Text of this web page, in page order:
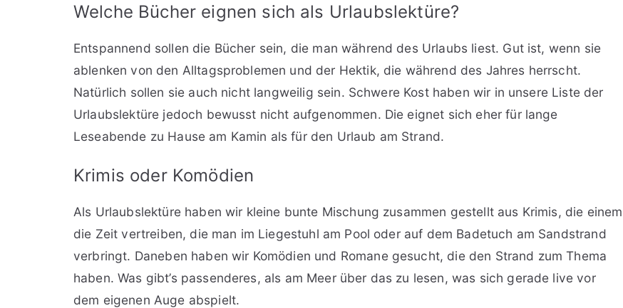
Welche Bücher eignen sich als Urlaubslektüre?
Entspannend sollen die Bücher sein, die man während des Urlaubs liest. Gut ist, wenn sie
ablenken von den Alltagsproblemen und der Hektik, die während des Jahres herrscht.
Natürlich sollen sie auch nicht langweilig sein. Schwere Kost haben wir in unsere Liste der
Urlaubslektüre jedoch bewusst nicht aufgenommen. Die eignet sich eher für lange
Leseabende zu Hause am Kamin als für den Urlaub am Strand.
Krimis oder Komödien
Als Urlaubslektüre haben wir kleine bunte Mischung zusammen gestellt aus Krimis, die einem
die Zeit vertreiben, die man im Liegestuhl am Pool oder auf dem Badetuch am Sandstrand
verbringt. Daneben haben wir Komödien und Romane gesucht, die den Strand zum Thema
haben. Was gibt’s passenderes, als am Meer über das zu lesen, was sich gerade live vor
dem eigenen Auge abspielt.